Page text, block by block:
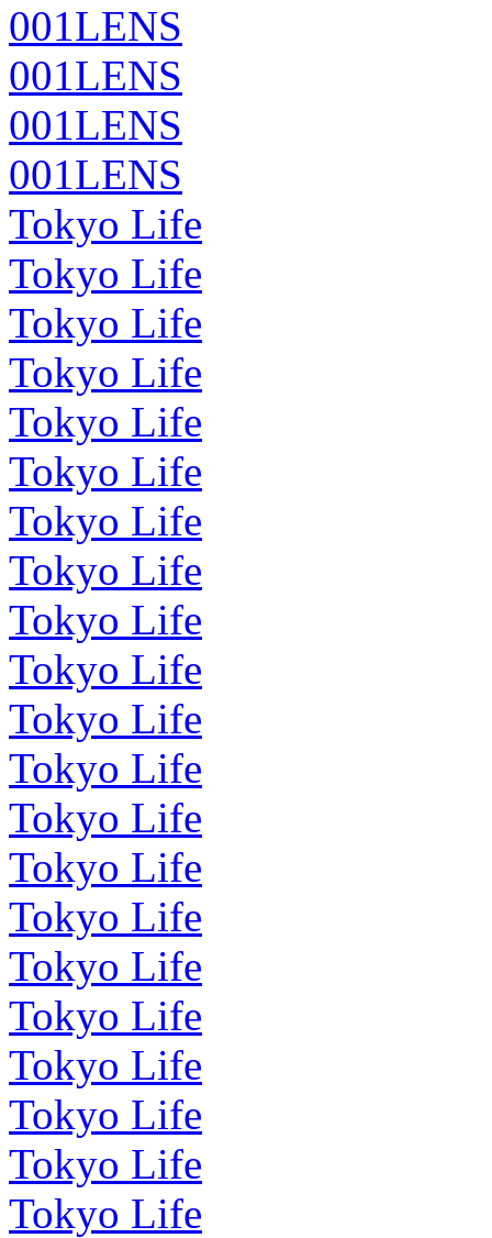
001LENS
001LENS
001LENS
001LENS
Tokyo Life
Tokyo Life
Tokyo Life
Tokyo Life
Tokyo Life
Tokyo Life
Tokyo Life
Tokyo Life
Tokyo Life
Tokyo Life
Tokyo Life
Tokyo Life
Tokyo Life
Tokyo Life
Tokyo Life
Tokyo Life
Tokyo Life
Tokyo Life
Tokyo Life
Tokyo Life
Tokyo Life